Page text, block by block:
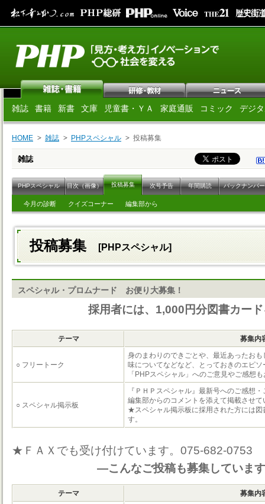
雑誌 書籍 新書 文庫 児童書・ＹＡ 家庭通販 コミック デジ
HOME 雑誌 PHPスペシャル 投稿募集
雑誌
PHPスペシャル 目次（画像） 投稿募集 次号予告 年間購読 バックナンバー
今月の診断 クイズコーナー 編集部から
投稿募集 [PHPスペシャル]
スペシャル・プロムナード お便り大募集！
採用者には、1,000円分図書カー
テーマ 募集内
○ フリートーク
身のまわりのできごとや、最近あったお
味についてなどなど、とっておきのエピ
「PHPスペシャル」へのご意見やご感想
○ スペシャル掲示板
『ＰＨＰスペシャル』最新号へのご感想
編集部からのコメントを添えて掲載させて
★スペシャル掲示板に採用された方には
す。
★ＦＡＸでも受け付けています。075-682-0753
―こんなご投稿も募集していま
テーマ
募集内